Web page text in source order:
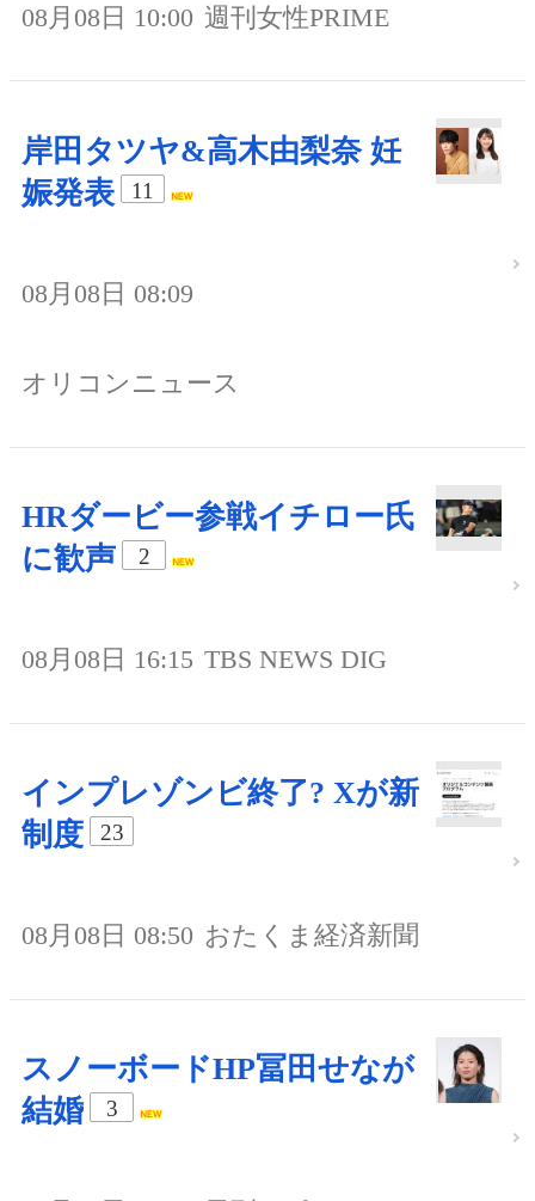
08月08日 10:00 週刊女性PRIME
岸田タツヤ&高木由梨奈 妊
娠発表
11
08月08日 08:09
オリコンニュース
HRダービー参戦イチロー氏
に歓声
2
08月08日 16:15 TBS NEWS DIG
インプレゾンビ終了? Xが新
制度
23
08月08日 08:50 おたくま経済新聞
スノーボードHP冨田せなが
結婚
3